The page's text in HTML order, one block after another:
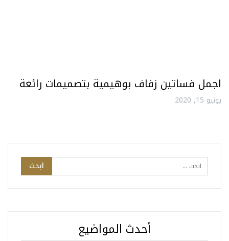
اجمل فساتين زفاف بوهيمية بتصميمات رائعة
يونيو 15, 2020
أحدث المواضيع